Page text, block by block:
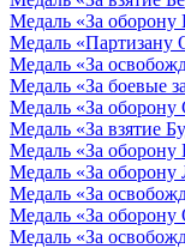
Медаль «За оборону
Медаль «Партизану
Медаль «За
Медаль «За боевые
Медаль «За оборону
Медаль «За взятие
Медаль «За оборону
Медаль «За оборону
Медаль «За
Медаль «За оборону
Медаль «За